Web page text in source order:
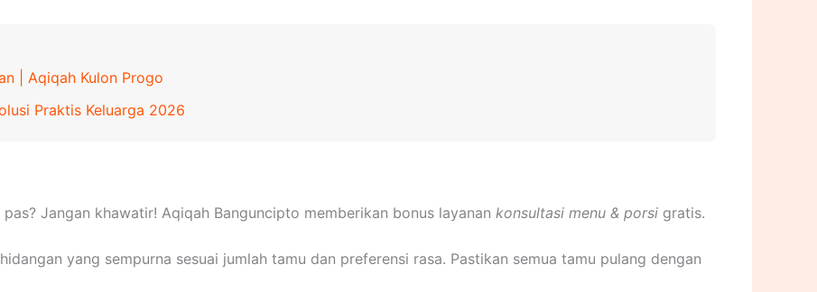
| Aqiqah Kulon Progo
Praktis Keluarga 2026
Jangan khawatir! Aqiqah Banguncipto memberikan bonus layanan konsultasi menu & porsi gratis.
yang sempurna sesuai jumlah tamu dan preferensi rasa. Pastikan semua tamu pulang dengan